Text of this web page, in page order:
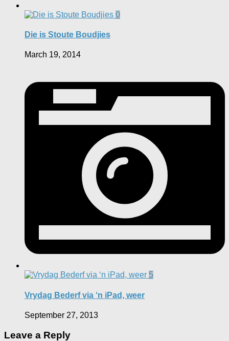
0
Die is Stoute Boudjies
March 19, 2014
5
Vrydag Bederf via ‘n iPad, weer
September 27, 2013
Leave a Reply